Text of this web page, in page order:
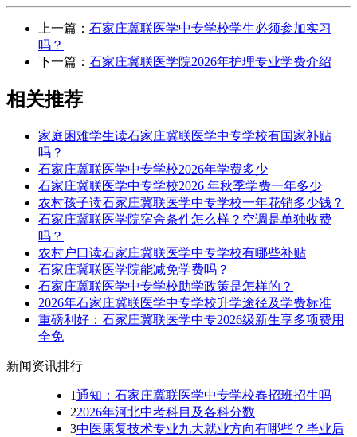
上一篇： 石家庄冀联医学中专学校学生必须参加实习
吗？
下一篇： 石家庄冀联医学院2026年护理专业学费介绍
相关推荐
家庭困难学生读石家庄冀联医学中专学校有国家补贴
吗？
石家庄冀联医学中专学校2026年学费多少
石家庄冀联医学中专学校2026 年秋季学费一年多少
农村孩子读石家庄冀联医学中专学校一年花销多少钱？
石家庄冀联医学院宿舍条件怎么样？空调是单独收费
吗？
农村户口读石家庄冀联医学中专学校有哪些补贴
石家庄冀联医学院能减免学费吗？
石家庄冀联医学中专学校助学政策是怎样的？
2026年石家庄冀联医学中专学校升学途径及学费标准
重磅利好：石家庄冀联医学中专2026级新生享多项费用
全免
新闻资讯排行
1通知：石家庄冀联医学中专学校春招班招生吗
22026年河北中考科目及各科分数
3中医康复技术专业九大就业方向有哪些？毕业后